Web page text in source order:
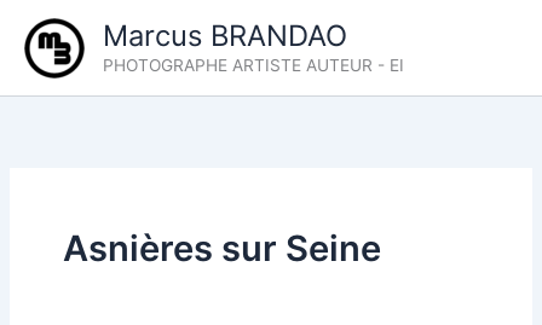
contenu
Marcus BRANDAO
PHOTOGRAPHE ARTISTE AUTEUR - EI
Asnières sur Seine